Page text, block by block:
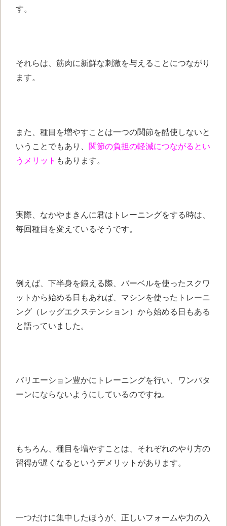
す。
それらは、筋肉に新鮮な刺激を与えることにつながり
ます。
また、種目を増やすことは一つの関節を酷使しないと
いうことでもあり、 関節の負担の軽減につながるとい
うメリット もあります。
実際、なかやまきんに君はトレーニングをする時は、
毎回種目を変えているそうです。
例えば、下半身を鍛える際、バーベルを使ったスクワ
ットから始める日もあれば、マシンを使ったトレーニ
ング（レッグエクステンション）から始める日もある
と語っていました。
バリエーション豊かにトレーニングを行い、ワンパタ
ーンにならないようにしているのですね。
もちろん、種目を増やすことは、それぞれのやり方の
習得が遅くなるというデメリットがあります。
一つだけに集中したほうが、正しいフォームや力の入